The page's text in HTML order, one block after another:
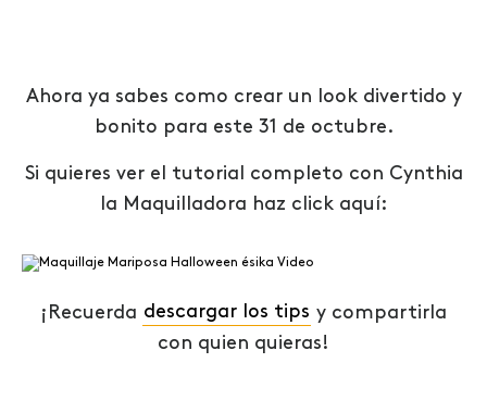
Ahora ya sabes como crear un look divertido y
bonito para este 31 de octubre.
Si quieres ver el tutorial completo con Cynthia
la Maquilladora haz click aquí:
¡Recuerda descargar los tips y compartirla
con quien quieras!